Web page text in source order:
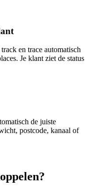
en trace automatisch
Je klant ziet de status
de juiste
postcode, kanaal of